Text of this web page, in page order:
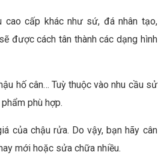
cao cấp khác như sứ, đá nhân tạo,
được cách tân thành các dạng hình
hố cân… Tuỳ thuộc vào nhu cầu sử
phù hợp.
của chậu rửa. Do vậy, bạn hãy cân
mới hoặc sửa chữa nhiều.